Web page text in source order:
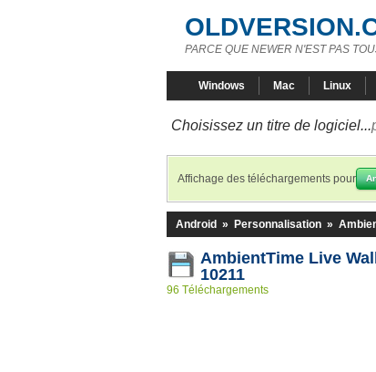
PARCE QUE NEWER N'EST PAS
Windows Mac Linux
Choisissez un titre de logiciel...
Affichage des téléchargements pour
Android » Personnalisation »
AmbientTime Live
10211
96 Téléchargements